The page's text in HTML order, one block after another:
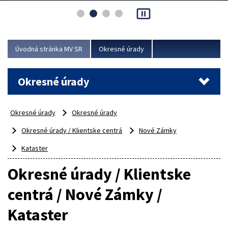
asociácie poisťovní (SLASPO) a Ministerstva vnútra SR.
Viac
pause_presentation
Úvodná stránka MV SR Okresné úrady
Okresné úrady
Okresné úrady
Okresné úrady
Okresné úrady / Klientske centrá
Nové Zámky
Kataster
Okresné úrady / Klientske
centrá / Nové Zámky /
Kataster